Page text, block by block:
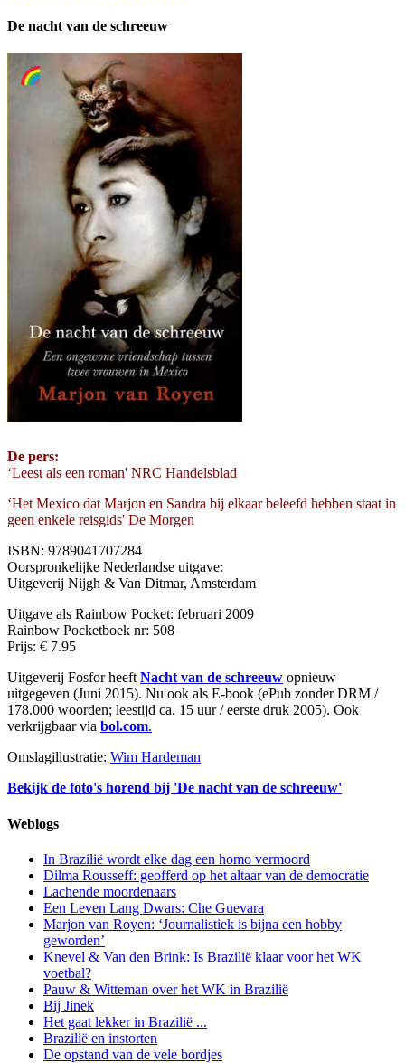
De nacht van de schreeuw
De pers:
‘Leest als een roman' NRC Handelsblad
‘Het Mexico dat Marjon en Sandra bij elkaar beleefd hebben staat in
geen enkele reisgids' De Morgen
ISBN: 9789041707284
Oorspronkelijke Nederlandse uitgave:
Uitgeverij Nijgh & Van Ditmar, Amsterdam
Uitgave als Rainbow Pocket: februari 2009
Rainbow Pocketboek nr: 508
Prijs: € 7.95
Uitgeverij Fosfor heeft Nacht van de schreeuw opnieuw
uitgegeven (Juni 2015). Nu ook als E-book (ePub zonder DRM /
178.000 woorden; leestijd ca. 15 uur / eerste druk 2005). Ook
verkrijgbaar via bol.com.
Omslagillustratie: Wim Hardeman
Bekijk de foto's horend bij 'De nacht van de schreeuw'
Weblogs
In Brazilië wordt elke dag een homo vermoord
Dilma Rousseff: geofferd op het altaar van de democratie
Lachende moordenaars
Een Leven Lang Dwars: Che Guevara
Marjon van Royen: ‘Journalistiek is bijna een hobby
geworden’
Knevel & Van den Brink: Is Brazilië klaar voor het WK
voetbal?
Pauw & Witteman over het WK in Brazilië
Bij Jinek
Het gaat lekker in Brazilië ...
Brazilië en instorten
De opstand van de vele bordjes